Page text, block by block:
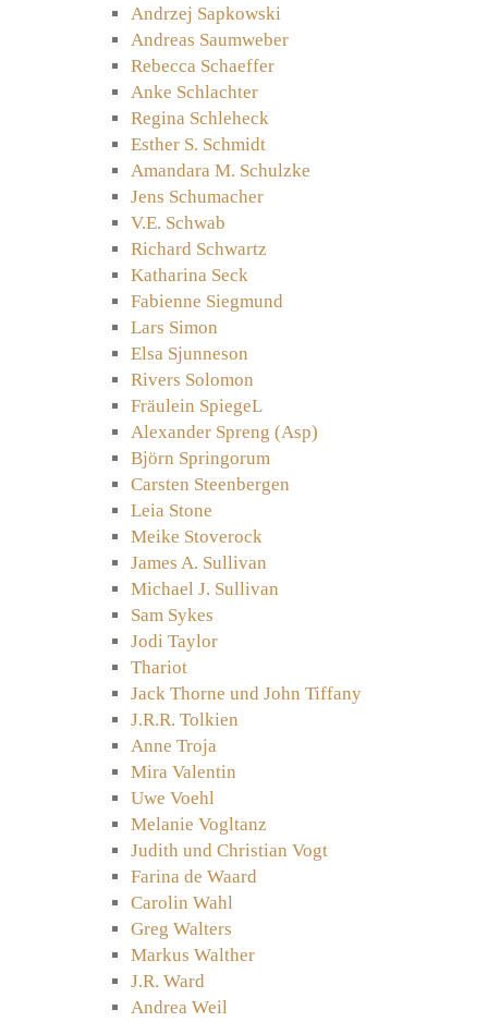
Andrzej Sapkowski
Andreas Saumweber
Rebecca Schaeffer
Anke Schlachter
Regina Schleheck
Esther S. Schmidt
Amandara M. Schulzke
Jens Schumacher
V.E. Schwab
Richard Schwartz
Katharina Seck
Fabienne Siegmund
Lars Simon
Elsa Sjunneson
Rivers Solomon
Fräulein SpiegeL
Alexander Spreng (Asp)
Björn Springorum
Carsten Steenbergen
Leia Stone
Meike Stoverock
James A. Sullivan
Michael J. Sullivan
Sam Sykes
Jodi Taylor
Thariot
Jack Thorne und John Tiffany
J.R.R. Tolkien
Anne Troja
Mira Valentin
Uwe Voehl
Melanie Vogltanz
Judith und Christian Vogt
Farina de Waard
Carolin Wahl
Greg Walters
Markus Walther
J.R. Ward
Andrea Weil